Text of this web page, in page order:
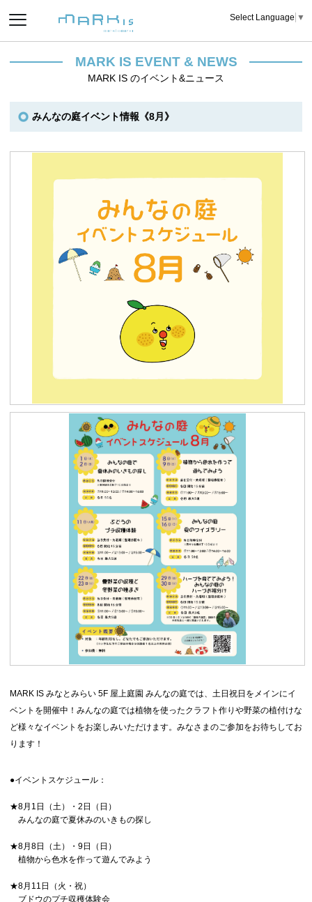
Select Language ▼
MARK IS EVENT & NEWS
MARK IS のイベント&ニュース
みんなの庭イベント情報《8月》
MARK IS みなとみらい 5F 屋上庭園 みんなの庭では、土日祝日をメインにイ
ベントを開催中！みんなの庭では植物を使ったクラフト作りや野菜の植付けな
ど様々なイベントをお楽しみいただけます。みなさまのご参加をお待ちしてお
ります！
●イベントスケジュール：
★8月1日（土）・2日（日）
みんなの庭で夏休みのいきもの探し
★8月8日（土）・9日（日）
植物から色水を作って遊んでみよう
★8月11日（火・祝）
ブドウのプチ収穫体験会